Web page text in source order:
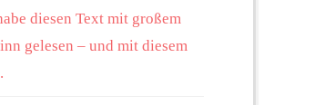
diesen Text mit großem
gelesen – und mit diesem